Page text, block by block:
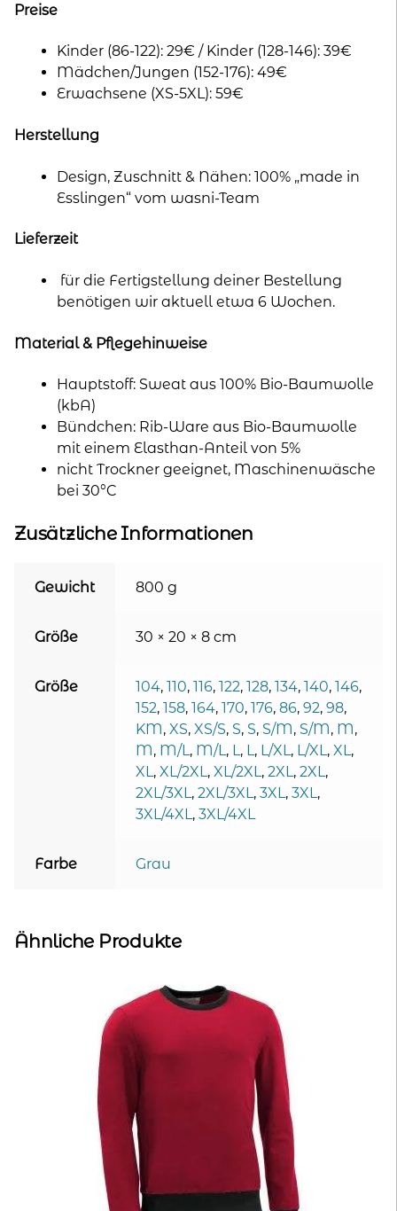
Preise
Kinder (86-122): 29€ / Kinder (128-146): 39€
Mädchen/Jungen (152-176): 49€
Erwachsene (XS-5XL): 59€
Herstellung
Design, Zuschnitt & Nähen: 100% „made in
Esslingen“ vom wasni-Team
Lieferzeit
für die Fertigstellung deiner Bestellung
benötigen wir aktuell etwa 6 Wochen.
Material & Pflegehinweise
Hauptstoff: Sweat aus 100% Bio-Baumwolle
(kbA)
Bündchen: Rib-Ware aus Bio-Baumwolle
mit einem Elasthan-Anteil von 5%
nicht Trockner geeignet, Maschinenwäsche
bei 30°C
Zusätzliche Informationen
Gewicht 800 g
Größe 30 × 20 × 8 cm
Größe 104, 110, 116, 122, 128, 134, 140, 146,
152, 158, 164, 170, 176, 86, 92, 98,
KM, XS, XS/S, S, S, S/M, S/M, M,
M, M/L, M/L, L, L, L/XL, L/XL, XL,
XL, XL/2XL, XL/2XL, 2XL, 2XL,
2XL/3XL, 2XL/3XL, 3XL, 3XL,
3XL/4XL, 3XL/4XL
Farbe Grau
Ähnliche Produkte